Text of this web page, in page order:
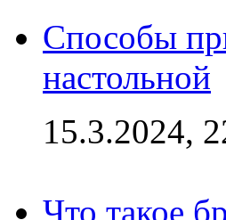
Способы
настольной
15.3.2024,
Что такое